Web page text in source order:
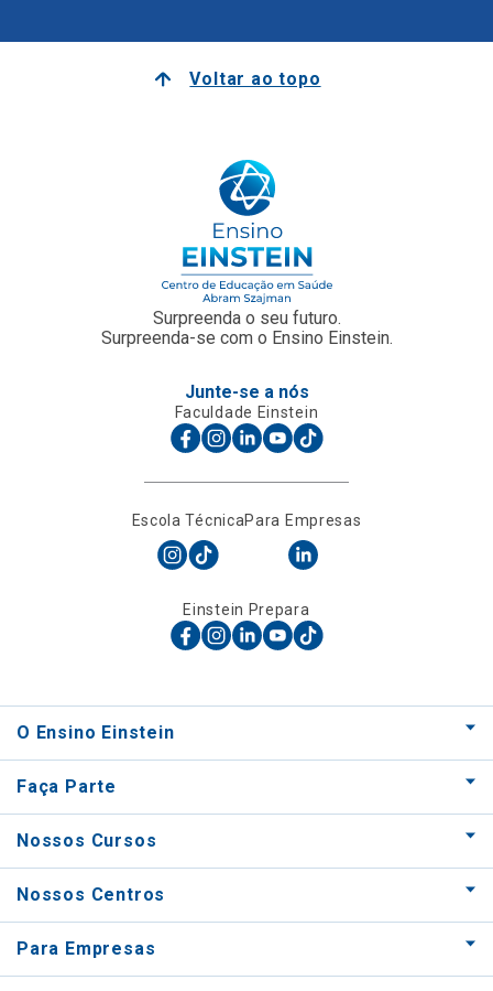
Voltar ao topo
Surpreenda o seu futuro.
Surpreenda-se com o Ensino Einstein.
Junte-se a nós
Faculdade Einstein
Escola TécnicaPara Empresas
Einstein Prepara
O Ensino Einstein
Faça Parte
Nossos Cursos
Nossos Centros
Para Empresas